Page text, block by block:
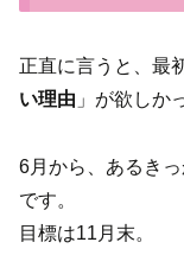
正直に言うと、最
い理由 」が欲しか
6月から、あるき
です。
目標は11月末。